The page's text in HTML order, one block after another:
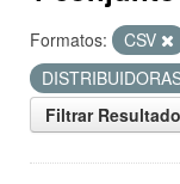
Formatos: CSV
Filtrar